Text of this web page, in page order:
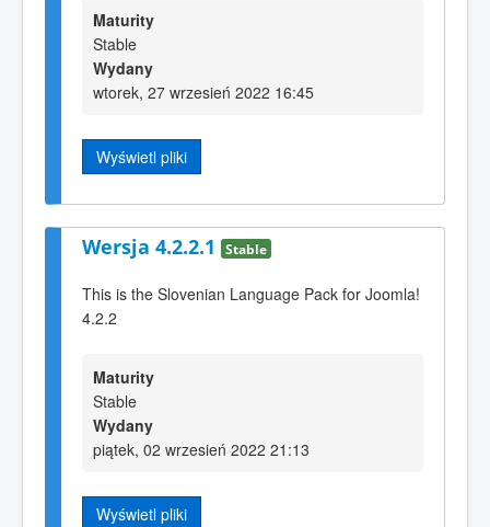
Maturity
Stable
Wydany
wtorek, 27 wrzesień 2022 16:45
Wyświetl pliki
Wersja 4.2.2.1 Stable
This is the Slovenian Language Pack for Joomla!
4.2.2
Maturity
Stable
Wydany
piątek, 02 wrzesień 2022 21:13
Wyświetl pliki